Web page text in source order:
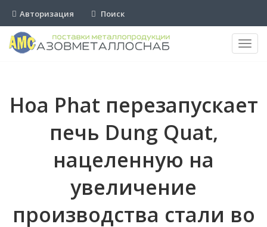
Авторизация Поиск
Hoa Phat перезапускает
печь Dung Quat,
нацеленную на
увеличение
производства стали во